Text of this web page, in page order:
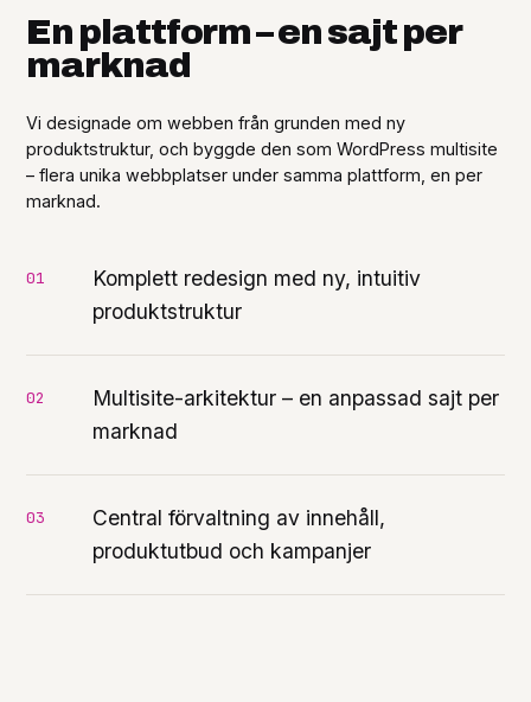
En plattform – en sajt per
marknad
Vi designade om webben från grunden med ny
produktstruktur, och byggde den som WordPress multisite
– flera unika webbplatser under samma plattform, en per
marknad.
Komplett redesign med ny, intuitiv
produktstruktur
Multisite-arkitektur – en anpassad sajt per
marknad
Central förvaltning av innehåll,
produktutbud och kampanjer